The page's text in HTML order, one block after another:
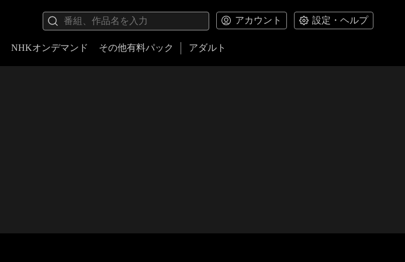
アカウント 設定・ヘルプ
NHKオンデマンド その他有料パック アダルト